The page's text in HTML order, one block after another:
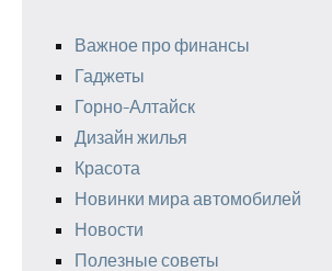
Важное про финансы
Гаджеты
Горно-Алтайск
Дизайн жилья
Красота
Новинки мира автомобилей
Новости
Полезные советы